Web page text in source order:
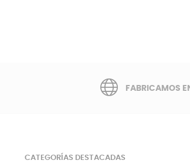
FABRICAMOS
CATEGORÍAS DESTACADAS